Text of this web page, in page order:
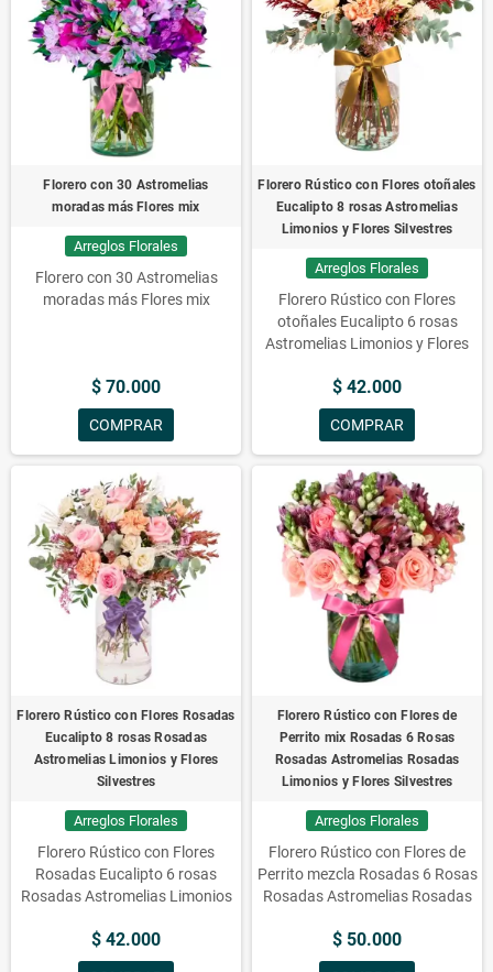
solidagos, flores a domicilio,
Florero con 10 varas de Liliums
Florero con 30 Astromelias
moradas más Flores mix
Arreglos Florales
Florero con 30 Astromelias
moradas más Flores mix
$ 70.000
COMPRAR
Florero Rústico con Flores otoñales
Eucalipto 8 rosas Astromelias
Limonios y Flores Silvestres
Arreglos Florales
Florero Rústico con Flores
otoñales Eucalipto 6 rosas
Astromelias Limonios y Flores
$ 42.000
COMPRAR
Florero Rústico con Flores Rosadas
Eucalipto 8 rosas Rosadas
Astromelias Limonios y Flores
Silvestres
Arreglos Florales
Florero Rústico con Flores
Rosadas Eucalipto 6 rosas
Rosadas Astromelias Limonios
$ 42.000
Florero Rústico con Flores de
Perrito mix Rosadas 6 Rosas
Rosadas Astromelias Rosadas
Limonios y Flores Silvestres
Arreglos Florales
Florero Rústico con Flores de
Perrito mezcla Rosadas 6 Rosas
Rosadas Astromelias Rosadas
Todo lo que necesitas para crear
un arreglo floral único está aquí.
$ 50.000